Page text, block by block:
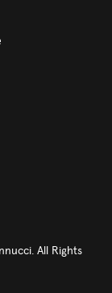
All Rights